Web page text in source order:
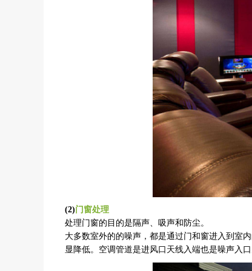
(2)门窗处理
处理门窗的目的是隔声、吸声和防尘。
大多数室外的的噪声，都是通过门和窗进入到室
显降低。空调管道是进风口天线入端也是噪声入